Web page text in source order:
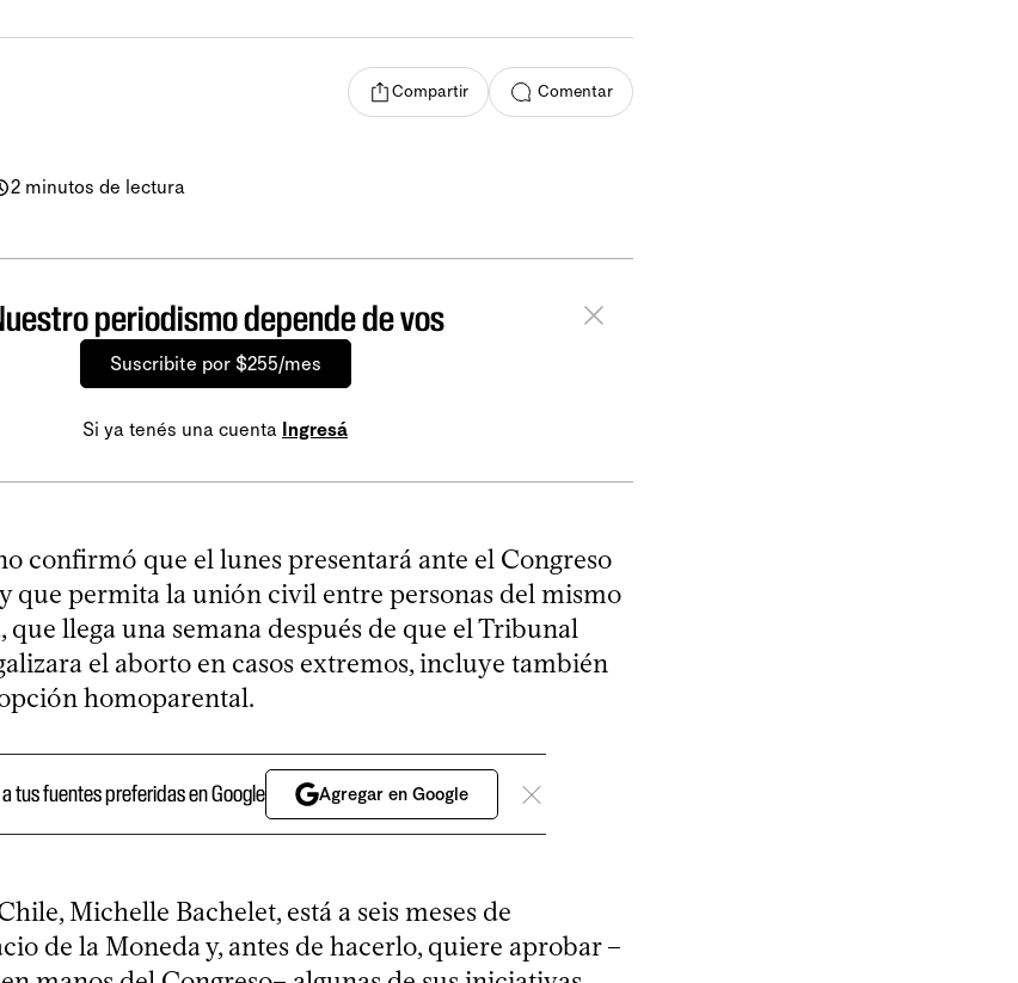
Compartir Comentar
2 minutos de lectura
periodismo depende de vos
Suscribite por $255/mes
Si ya tenés una cuenta Ingresá
confirmó que el lunes presentará ante el Congreso
que permita la unión civil entre personas del mismo
que llega una semana después de que el Tribunal
el aborto en casos extremos, incluye también
homoparental.
tus fuentes preferidas en Google Agregar en Google
Michelle Bachelet, está a seis meses de
de la Moneda y, antes de hacerlo, quiere aprobar –